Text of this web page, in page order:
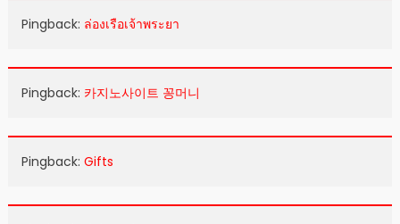
Pingback: ล่องเรือเจ้าพระยา
Pingback: 카지노사이트 꽁머니
Pingback: Gifts